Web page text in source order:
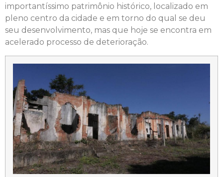
importantíssimo patrimônio histórico, localizado em
pleno centro da cidade e em torno do qual se deu
seu desenvolvimento, mas que hoje se encontra em
acelerado processo de deterioração.